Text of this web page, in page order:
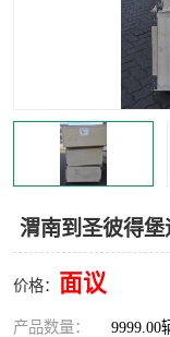
渭南到圣彼得
价格： 面议
产品数量： 9999.00